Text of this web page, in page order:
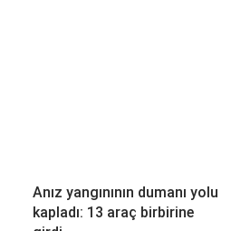
Anız yangınının dumanı yolu
kapladı: 13 araç birbirine